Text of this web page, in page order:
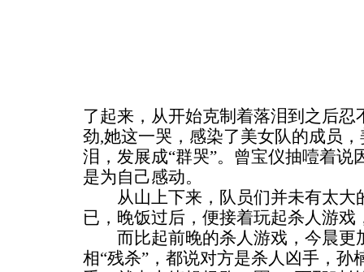
了起来，从开始克制着落泪到之后忍
劲,她这一哭，感染了美女队的成员
泪，发展成“群哭”。曾宝仪抽噎着说
是为自己感动。
从山上下来，队员们并未有太大
已，晚饭过后，便接着玩起杀人游
而比起前晚的杀人游戏，今晨更
相“残杀”，都说对方是杀人凶手，孙